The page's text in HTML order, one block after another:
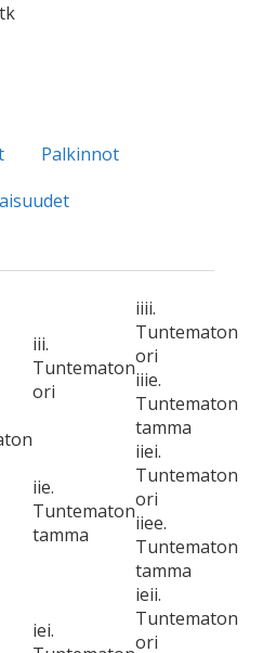
Palkinnot
iii.
Tuntematon
ori
iiii.
Tuntematon
ori
iiie.
Tuntematon
tamma
iie.
Tuntematon
tamma
iiei.
Tuntematon
ori
iiee.
Tuntematon
tamma
iei.
ieii.
Tuntematon
ori